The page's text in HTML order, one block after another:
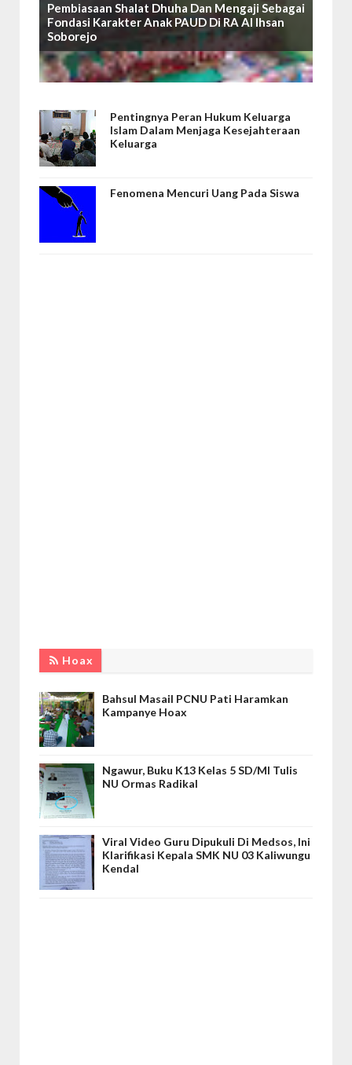
Pembiasaan Shalat Dhuha Dan Mengaji Sebagai
Fondasi Karakter Anak PAUD Di RA Al Ihsan
Soborejo
Pentingnya Peran Hukum Keluarga
Islam Dalam Menjaga Kesejahteraan
Keluarga
Fenomena Mencuri Uang Pada Siswa
Hoax
Bahsul Masail PCNU Pati Haramkan
Kampanye Hoax
Ngawur, Buku K13 Kelas 5 SD/MI Tulis
NU Ormas Radikal
Viral Video Guru Dipukuli Di Medsos, Ini
Klarifikasi Kepala SMK NU 03 Kaliwungu
Kendal